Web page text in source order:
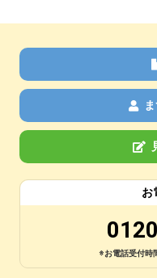
お
※お電話受付時